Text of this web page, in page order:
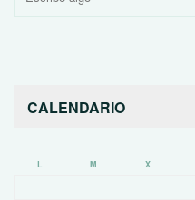
CALENDARIO
L M X